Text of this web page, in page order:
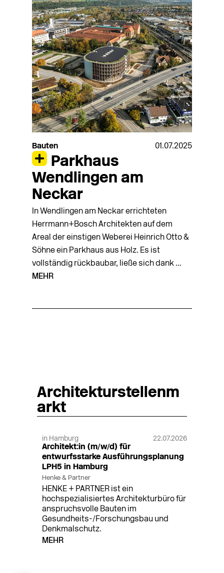
Bauten 01.07.2025
Parkhaus
Wendlingen am
Neckar
In Wendlingen am Neckar errichteten
Herrmann+Bosch Architekten auf dem
Areal der einstigen Weberei Heinrich Otto &
Söhne ein Parkhaus aus Holz. Es ist
vollständig rückbaubar, ließe sich dank ...
MEHR
Architekturstellenm
arkt
in Hamburg 22.07.2026
Architekt:in (m/w/d) für
entwurfsstarke Ausführungsplanung
LPH5 in Hamburg
Henke & Partner
HENKE + PARTNER ist ein
hochspezialisiertes Architekturbüro für
anspruchsvolle Bauten im
Gesundheits-/Forschungsbau und
Denkmalschutz.
MEHR